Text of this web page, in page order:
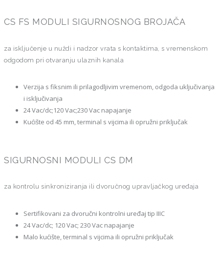
CS FS MODULI SIGURNOSNOG BROJAČA
za isključenje u nuždi i nadzor vrata s kontaktima, s vremenskom
odgodom pri otvaranju ulaznih kanala
Verzija s fiksnim ili prilagodljivim vremenom, odgoda uključivanja
i isključivanja
24 Vac/dc;120 Vac;230 Vac napajanje
Kućište od 45 mm, terminal s vijcima ili opružni priključak
SIGURNOSNI MODULI CS DM
za kontrolu sinkroniziranja ili dvoručnog upravljačkog uređaja
Sertifikovani za dvoručni kontrolni uređaj tip IIIC
24 Vac/dc; 120 Vac; 230 Vac napajanje
Malo kućište, terminal s vijcima ili opružni priključak